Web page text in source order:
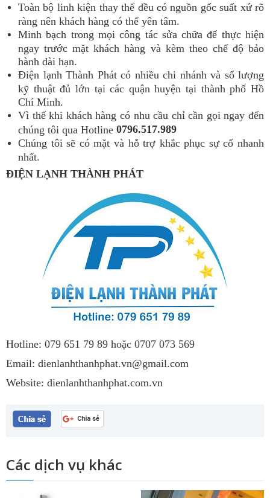
Toàn bộ linh kiện thay thế đều có nguồn gốc suất xứ rõ
ràng nên khách hàng có thể yên tâm.
Minh bạch trong mọi công tác sửa chữa để thực hiện
ngay trước mặt khách hàng và kèm theo chế độ bảo
hành dài hạn.
Điện lạnh Thành Phát có nhiều chi nhánh và số lượng
kỹ thuật đủ lớn tại các quận huyện tại thành phố Hồ
Chí Minh.
Vì thế khi khách hàng có nhu cầu chỉ cần gọi ngay đến
chúng tôi qua Hotline 0796.517.989
Chúng tôi sẽ có mặt và hỗ trợ khắc phục sự cố nhanh
nhất.
ĐIỆN LẠNH THÀNH PHÁT
Hotline: 079 651 79 89 hoặc 0707 073 569
Email: dienlanhthanhphat.vn@gmail.com
Website: dienlanhthanhphat.com.vn
Các dịch vụ khác